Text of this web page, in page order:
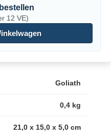
12 VE)
Goliath
0,4 kg
21,0 x 15,0 x 5,0 cm